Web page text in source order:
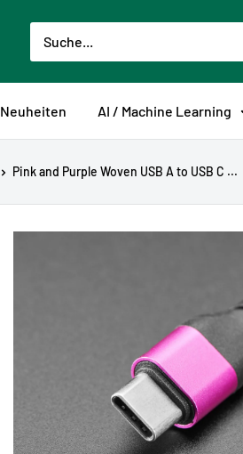
Neuheiten AI / Machine Learning
Pink and Purple Woven USB A to USB C ...